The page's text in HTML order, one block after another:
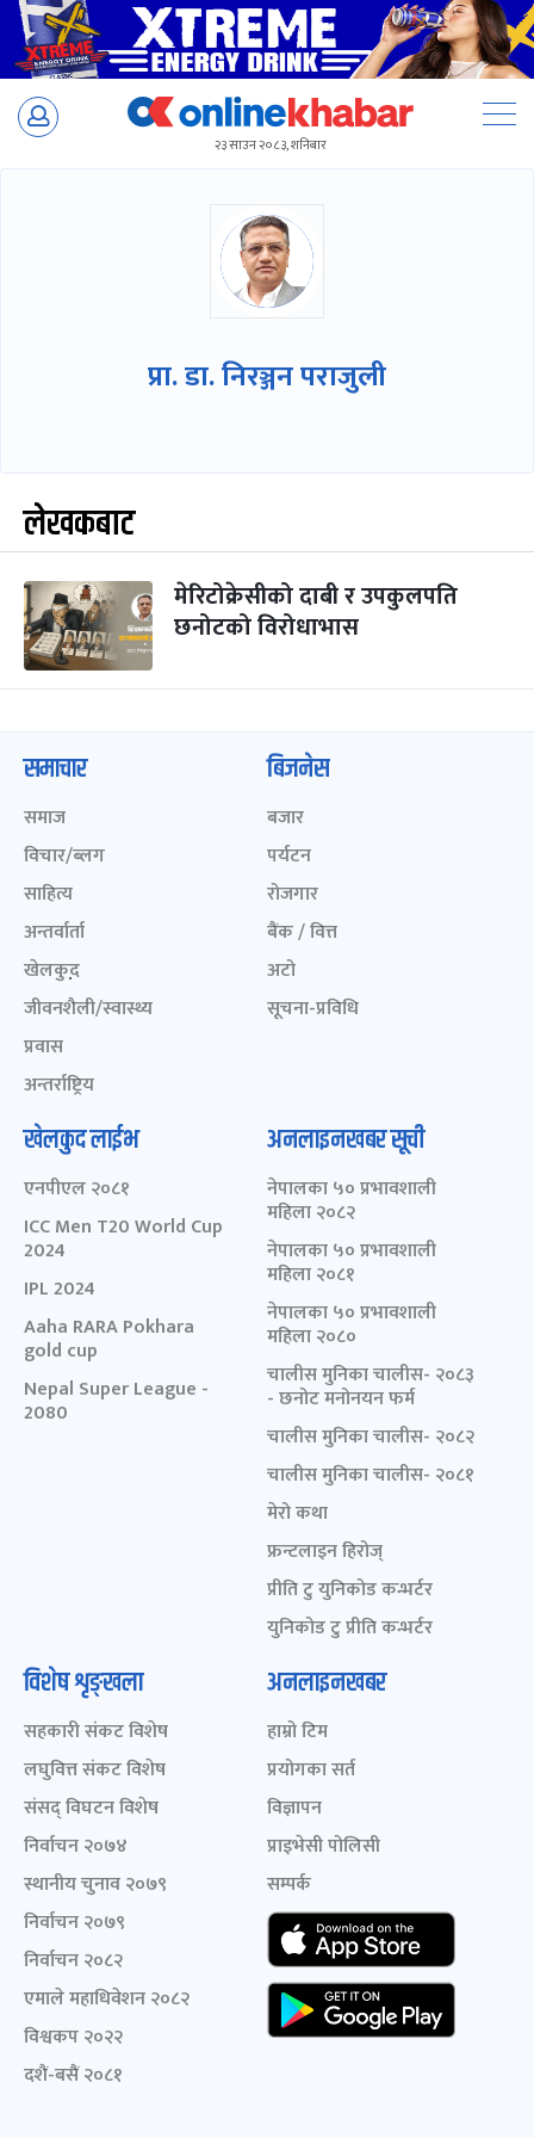
Skip
२३ साउन २०८३, शनिबार
प्रा. डा. निरञ्जन पराजुली
लेखकबाट
मेरिटोक्रेसीको दाबी र उपकुलपति
छनोटको विरोधाभास
समाचार
समाज
विचार/ब्लग
साहित्य
अन्तर्वार्ता
खेलकुद़़
जीवनशैली/स्वास्थ्य
प्रवास
अन्तर्राष्ट्रिय
बिजनेस
बजार
पर्यटन
रोजगार
बैंक / वित्त
अटो
सूचना-प्रविधि
खेलकुद लाईभ
एनपीएल २०८१
ICC Men T20 World Cup
2024
IPL 2024
Aaha RARA Pokhara
gold cup
Nepal Super League -
2080
अनलाइनखबर सूची
नेपालका ५० प्रभावशाली
महिला २०८२
नेपालका ५० प्रभावशाली
महिला २०८१
नेपालका ५० प्रभावशाली
महिला २०८०
चालीस मुनिका चालीस- २०८३
- छनोट मनोनयन फर्म
चालीस मुनिका चालीस- २०८२
चालीस मुनिका चालीस- २०८१
मेरो कथा
फ्रन्टलाइन हिरोज्
प्रीति टु युनिकोड कन्भर्टर
युनिकोड टु प्रीति कन्भर्टर
विशेष शृङ्खला
सहकारी संकट विशेष
लघुवित्त संकट विशेष
संसद् विघटन विशेष
निर्वाचन २०७४
स्थानीय चुनाव २०७९
निर्वाचन २०७९
निर्वाचन २०८२
एमाले महाधिवेशन २०८२
विश्वकप २०२२
दशैं-बसैं २०८१
अनलाइनखबर
हाम्रो टिम
प्रयोगका सर्त
विज्ञापन
प्राइभेसी पोलिसी
सम्पर्क